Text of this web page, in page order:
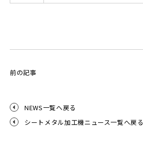
前の記事
NEWS一覧へ戻る
シートメタル加工機ニュース一覧へ戻る